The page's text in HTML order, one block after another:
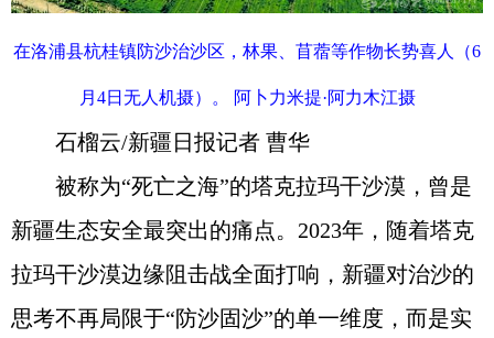
在洛浦县杭桂镇防沙治沙区，林果、苜蓿等作物长势喜人（6
月4日无人机摄）。 阿卜力米提·阿力木江摄
石榴云/新疆日报记者 曹华
被称为“死亡之海”的塔克拉玛干沙漠，曾是
新疆生态安全最突出的痛点。2023年，随着塔克
拉玛干沙漠边缘阻击战全面打响，新疆对治沙的
思考不再局限于“防沙固沙”的单一维度，而是实